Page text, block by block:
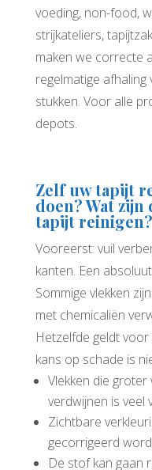
voeding, non-food,
strijkateliers,
maken we correcte
regelmatige
stukken. Voor alle
depots.
Zelf uw tapijt
doen? Wat zijn
tapijt reinigen?
Vooreerst: vuil
kanten. Een
Sommige vlekken
met chemicaliën
Hetzelfde geldt
kans op schade is
Vlekken die
verdwijnen is veel
Zichtbare
gecorrigeerd
De stof kan gaan